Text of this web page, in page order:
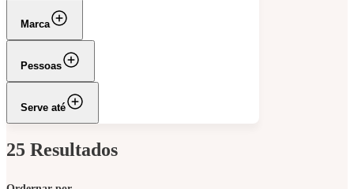
Marca
Pessoas
Serve até
25 Resultados